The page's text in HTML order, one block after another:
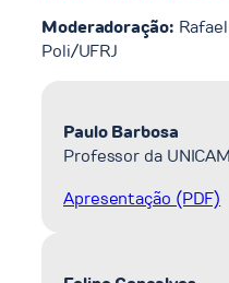
Moderadoração:
Poli/UFRJ
Paulo Barbosa
Professor da
Apresentação (PDF)